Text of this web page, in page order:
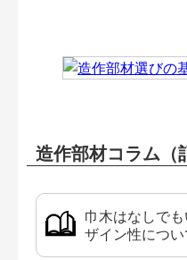
造作部材コラム（
巾木はなしで
ザイン性につ